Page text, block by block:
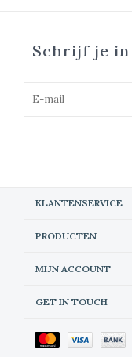
Schrijf je
KLANTENSERVICE
PRODUCTEN
MIJN ACCOUNT
GET IN TOUCH